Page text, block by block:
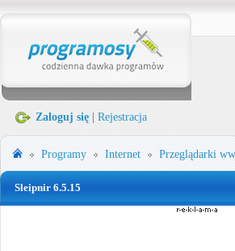
Zaloguj się Rejestracja
Programy Internet Przeglądarki
Sleipnir 6.5.15